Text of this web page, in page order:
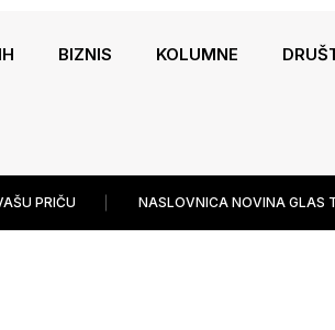
BIZNIS KOLUMNE
PRIČU NASLOVNICA NOVINA GLAS